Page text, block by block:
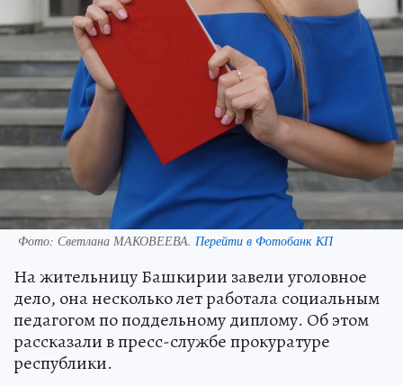
Фото: Светлана МАКОВЕЕВА. Перейти в Фотобанк КП
На жительницу Башкирии завели уголовное
дело, она несколько лет работала социальным
педагогом по поддельному диплому. Об этом
рассказали в пресс-службе прокуратуре
республики.